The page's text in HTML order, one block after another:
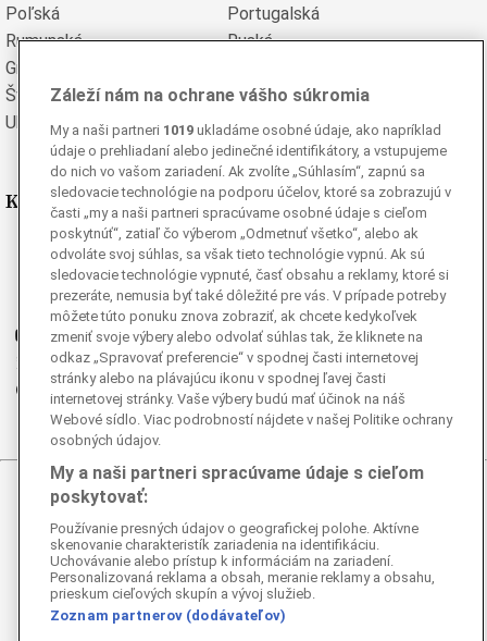
Poľská
Portugalská
Rumunská
Ruská
Grécka
Švédska
Turecká
Ukrajinská
Vietnamská
Kde nás nájdete
Facebook
Instagram
Ganjing
Youtube
Twitter
Telegram
RSS
© 2026 Epoch Times Slovensko
Všetky práva vyhradené. Publikovanie alebo ďalšie šírenie
správ a fotografií zo zdrojov TASR je bez
predchádzajúceho písomného súhlasu TASR porušením
autorského zákona.
Záleží nám na ochrane vášho súkromia
My a naši partneri 1019 ukladáme osobné údaje, ako napríklad
údaje o prehliadaní alebo jedinečné identifikátory, a vstupujeme
do nich vo vašom zariadení. Ak zvolíte „Súhlasím“, zapnú sa
sledovacie technológie na podporu účelov, ktoré sa zobrazujú v
časti „my a naši partneri spracúvame osobné údaje s cieľom
poskytnúť“, zatiaľ čo výberom „Odmetnuť všetko“, alebo ak
odvoláte svoj súhlas, sa však tieto technológie vypnú. Ak sú
sledovacie technológie vypnuté, časť obsahu a reklamy, ktoré si
prezeráte, nemusia byť také dôležité pre vás. V prípade potreby
môžete túto ponuku znova zobraziť, ak chcete kedykoľvek
zmeniť svoje výbery alebo odvolať súhlas tak, že kliknete na
odkaz „Spravovať preferencie“ v spodnej časti internetovej
stránky alebo na plávajúcu ikonu v spodnej ľavej časti
internetovej stránky. Vaše výbery budú mať účinok na náš
Webové sídlo. Viac podrobností nájdete v našej Politike ochrany
osobných údajov.
My a naši partneri spracúvame údaje s cieľom
poskytovať:
Používanie presných údajov o geografickej polohe. Aktívne
skenovanie charakteristík zariadenia na identifikáciu.
Uchovávanie alebo prístup k informáciám na zariadení.
Personalizovaná reklama a obsah, meranie reklamy a obsahu,
prieskum cieľových skupín a vývoj služieb.
Zoznam partnerov (dodávateľov)